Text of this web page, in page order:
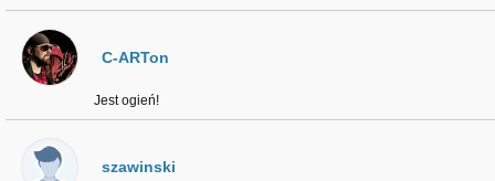
C-ARTon
Jest ogień!
szawinski